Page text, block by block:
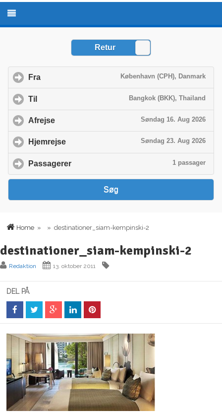
Home » » destinationer_siam-kempinski-2
destinationer_siam-kempinski-2
Redaktion 13. oktober 2011
DEL PÅ